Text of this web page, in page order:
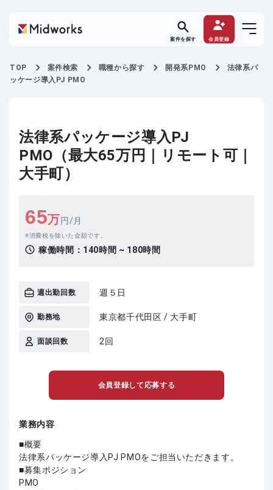
案件を探す 会員登録
TOP 案件検索 職種から探す 開発系PMO
法律系パ
ッケージ導入PJ PMO
法律系パッケージ導入PJ
PMO（最大65万円｜リモート可｜
大手町）
65万円/月
消費税を除いた金額です。
稼働時間： 140時間 ~ 180時間
週出勤回数 週５日
勤務地 東京都千代田区 / 大手町
面談回数 2回
会員登録して応募する
業務内容
■概要
法律系パッケージ導入PJ PMOをご担当いただきます。
■募集ポジション
PMO